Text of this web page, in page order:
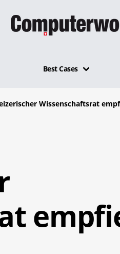
Best Cases
Wissenschaftsrat